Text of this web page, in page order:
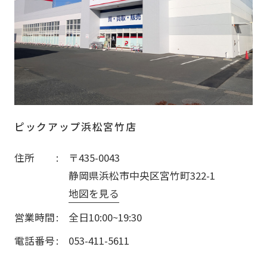
ピックアップ浜松宮竹店
住所
〒435-0043
静岡県浜松市中央区宮竹町322-1
地図を見る
営業時間
全日10:00~19:30
電話番号
053-411-5611